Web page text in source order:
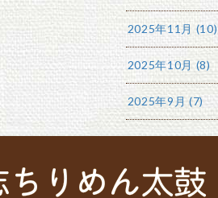
2025年11月 (10)
2025年10月 (8)
2025年9月 (7)